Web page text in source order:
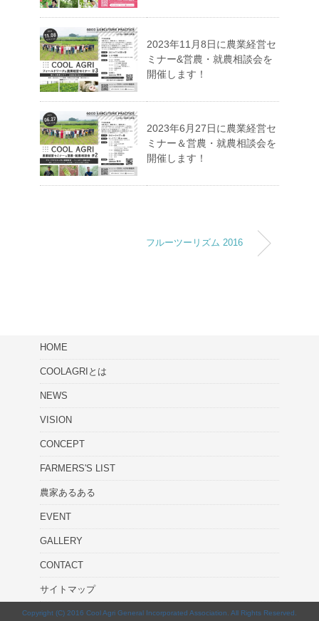
2023年11月8日に農業経営セ
ミナー&営農・就農相談会を
開催します！
2023年6月27日に農業経営セ
ミナー＆営農・就農相談会を
開催します！
フルーツーリズム 2016
HOME
COOLAGRIとは
NEWS
VISION
CONCEPT
FARMERS'S LIST
農家あるある
EVENT
GALLERY
CONTACT
サイトマップ
Copyright (C) 2016 Cool Agri General Incorporated Association. All Rights Reserved.